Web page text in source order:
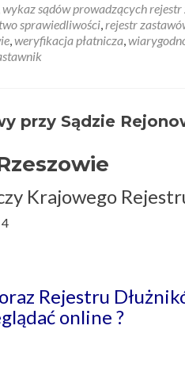
wykaz sądów prowadzących
sprawiedliwości,rejestr
,weryfikacja płatnicza,
przy Sądzie
Krajowego
Rejestru
online ?